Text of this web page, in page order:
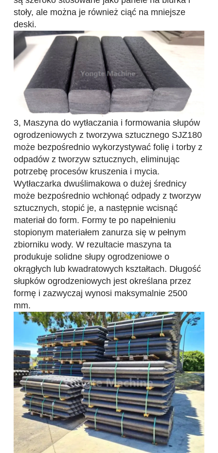
stoły, ale można je również ciąć na mniejsze
deski.
3, Maszyna do wytłaczania i formowania słupów
ogrodzeniowych z tworzywa sztucznego SJZ180
może bezpośrednio wykorzystywać folię i torby z
odpadów z tworzyw sztucznych, eliminując
potrzebę procesów kruszenia i mycia.
Wytłaczarka dwuślimakowa o dużej średnicy
może bezpośrednio wchłonąć odpady z tworzyw
sztucznych, stopić je, a następnie wcisnąć
materiał do form. Formy te po napełnieniu
stopionym materiałem zanurza się w pełnym
zbiorniku wody. W rezultacie maszyna ta
produkuje solidne słupy ogrodzeniowe o
okrągłych lub kwadratowych kształtach. Długość
słupków ogrodzeniowych jest określana przez
formę i zazwyczaj wynosi maksymalnie 2500
mm.